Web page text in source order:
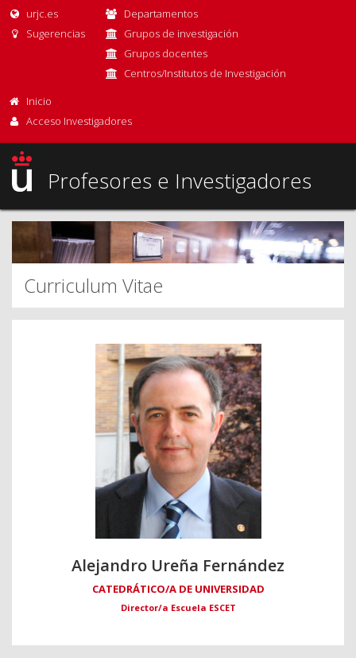
urjc.es
Sugerencias
Departamentos
Grupos de investigación
Grupos docentes
Centros/Institutos de Investigación
Inicio
Acceso Investigadores
Profesores e Investigadores
Curriculum Vitae
Alejandro Ureña Fernández
CATEDRÁTICO/A DE UNIVERSIDAD
Director/a Escuela ESCET